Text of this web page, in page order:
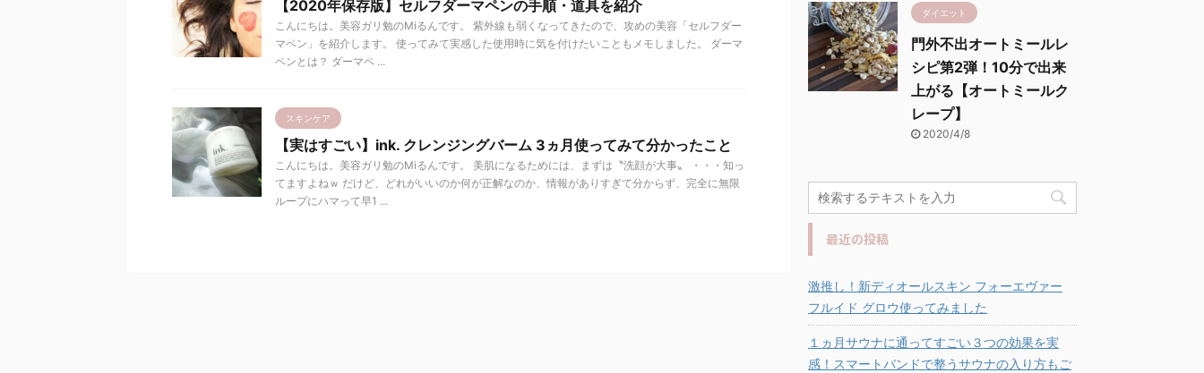
【2020年保存版】セルフダーマペンの手順・道具を紹介
こんにちは。美容ガリ勉のMiるんです。 紫外線も弱くなってきたので、攻めの美容「セルフダー
マペン」を紹介します。 使ってみて実感した使用時に気を付けたいこともメモしました。 ダーマ
ペンとは？ ダーマペ ...
スキンケア
【実はすごい】ink. クレンジングバーム 3ヵ月使ってみて分かったこと
こんにちは。美容ガリ勉のMiるんです。 美肌になるためには、まずは〝洗顔が大事〟 ・・・知っ
てますよねｗ だけど、どれがいいのか何が正解なのか、情報がありすぎて分からず、完全に無限
ループにハマって早1 ...
ダイエット
門外不出オートミールレ
シピ第2弾！10分で出来
上がる【オートミールク
レープ】
2020/4/8
最近の投稿
激推し！新ディオールスキン フォーエヴァー
フルイド グロウ使ってみました
１ヵ月サウナに通ってすごい３つの効果を実
感！スマートバンドで整うサウナの入り方もご